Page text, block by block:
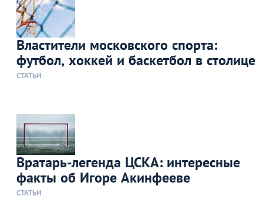
Властители московского спорта:
футбол, хоккей и баскетбол в столице
СТАТЬИ
Вратарь-легенда ЦСКА: интересные
факты об Игоре Акинфееве
СТАТЬИ